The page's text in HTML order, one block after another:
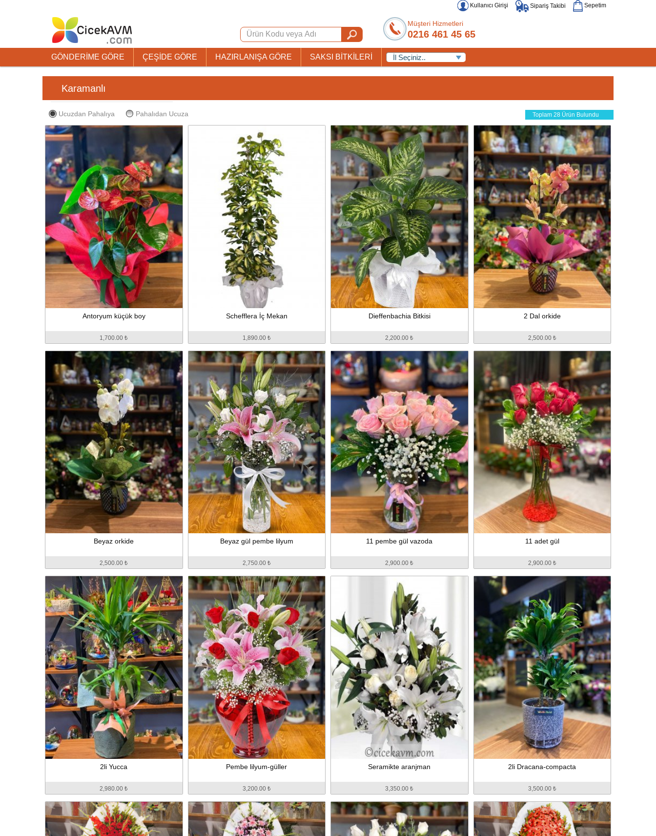
Kullanıcı Girişi Sipariş Takibi Sepetim
Müşteri Hizmetleri
0216 461 45 65
GÖNDERİME GÖRE ÇEŞİDE GÖRE HAZIRLANIŞA GÖRE SAKSI BİTKİLERİ
Karamanlı
Ucuzdan Pahalıya Pahalıdan Ucuza Toplam 28 Ürün Bulundu
Antoryum küçük boy
1,700.00 ₺
Schefflera İç Mekan
1,890.00 ₺
Dieffenbachia Bitkisi
2,200.00 ₺
2 Dal orkide
2,500.00 ₺
Beyaz orkide
2,500.00 ₺
Beyaz gül pembe lilyum
2,750.00 ₺
11 pembe gül vazoda
2,900.00 ₺
11 adet gül
2,900.00 ₺
2li Yucca
2,980.00 ₺
Pembe lilyum-güller
3,200.00 ₺
Seramikte aranjman
3,350.00 ₺
2li Dracana-compacta
3,500.00 ₺